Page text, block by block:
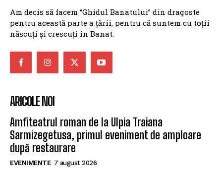
Am decis să facem “Ghidul Banatului” din dragoste
pentru această parte a țării, pentru că suntem cu toții
născuți și crescuți în Banat.
ARICOLE NOI
Amfiteatrul roman de la Ulpia Traiana
Sarmizegetusa, primul eveniment de amploare
după restaurare
EVENIMENTE 7 august 2026